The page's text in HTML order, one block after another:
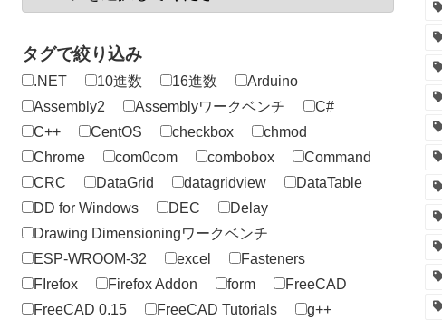
タグで絞り込み
.NET 10進数 16進数
Arduino
Assembly2
Assemblyワークベンチ
C#
C++
CentOS checkbox
chmod
Chrome
com0com combobox
Command
CRC
DataGrid datagridview
DataTable
DD for Windows
DEC
Delay
Drawing Dimensioningワークベンチ
ESP-WROOM-32
excel
Fasteners
FIrefox
Firefox Addon form
FreeCAD
FreeCAD 0.15
FreeCAD Tutorials
g++